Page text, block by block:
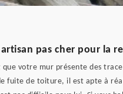
pas cher pour la
que votre mur présente des
fuite de toiture, il est apte à